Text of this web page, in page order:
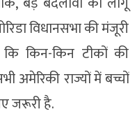
विधानसभा की मंजूरी
किन-किन टीकों की
अमेरिकी राज्यों में बच्चों
जरूरी है.